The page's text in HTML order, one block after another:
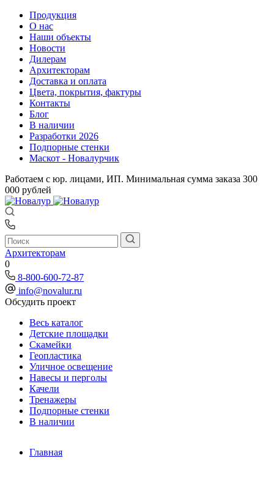
Продукция
О нас
Наши объекты
Новости
Дилерам
Архитекторам
Доставка и оплата
Цвета, покрытия, фактуры
Контакты
Блог
В наличии
Разработки 2026
Подпорные стенки
Маскот - Новалурчик
Работаем с юр. лицами, ИП. Минимальная сумма заказа 300
000 рублей
Архитекторам
0
8-800-600-72-87
info@novalur.ru
Обсудить проект
Весь каталог
Детские площадки
Скамейки
Геопластика
Уличное освещение
Навесы и перголы
Качели
Тренажеры
Подпорные стенки
В наличии
Главная